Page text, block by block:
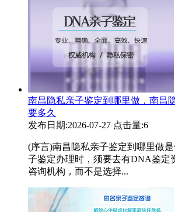
南昌隐私亲子鉴定到哪里做，南昌
要多久
发布日期:2026-07-27 点击量:6
(序言)南昌隐私亲子鉴定到哪里做
子鉴定办理时，须要去有DNA鉴定
咨询机构，而不是选择...